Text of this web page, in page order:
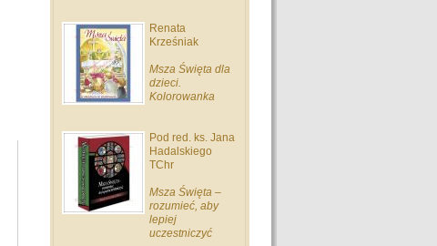
Renata
Krześniak
Msza Święta dla
dzieci.
Kolorowanka
Pod red. ks. Jana
Hadalskiego
TChr
Msza Święta –
rozumieć, aby
lepiej
uczestniczyć